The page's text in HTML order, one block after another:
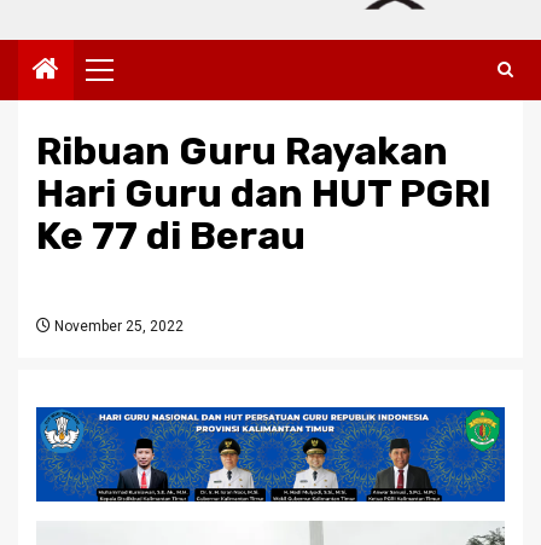
Primary
Menu
Ribuan Guru Rayakan
Hari Guru dan HUT PGRI
Ke 77 di Berau
November 25, 2022